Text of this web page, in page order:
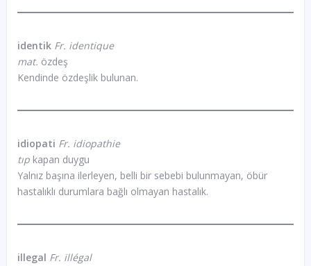
identikFr. identique
mat. özdeş
Kendinde özdeşlik bulunan.
idiopati Fr. idiopathie
tıp kapan duygu
Yalnız başına ilerleyen, belli bir sebebi bulunmayan, öbür
hastalıklı durumlara bağlı olmayan hastalık.
illegal Fr. illégal